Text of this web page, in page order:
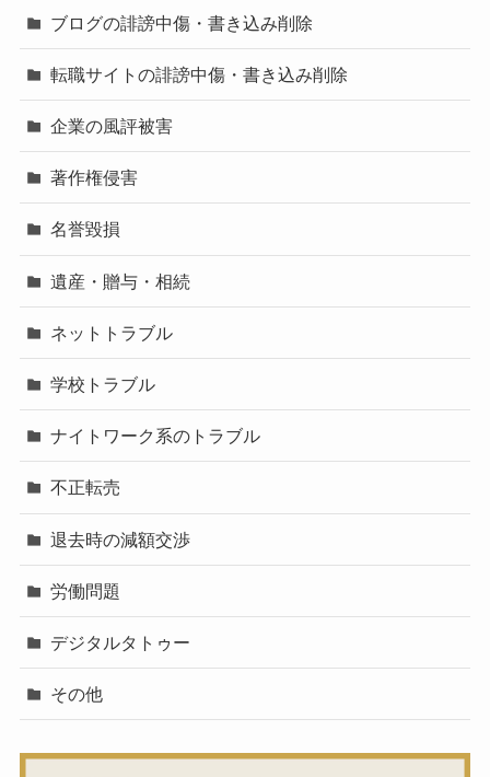
ブログの誹謗中傷・書き込み削除
転職サイトの誹謗中傷・書き込み削除
企業の風評被害
著作権侵害
名誉毀損
遺産・贈与・相続
ネットトラブル
学校トラブル
ナイトワーク系のトラブル
不正転売
退去時の減額交渉
労働問題
デジタルタトゥー
その他